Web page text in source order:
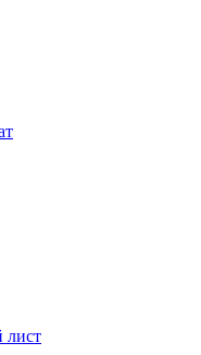
лист